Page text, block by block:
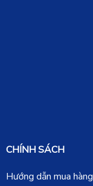
CHÍNH SÁCH
Hướng dẫn mua hàng